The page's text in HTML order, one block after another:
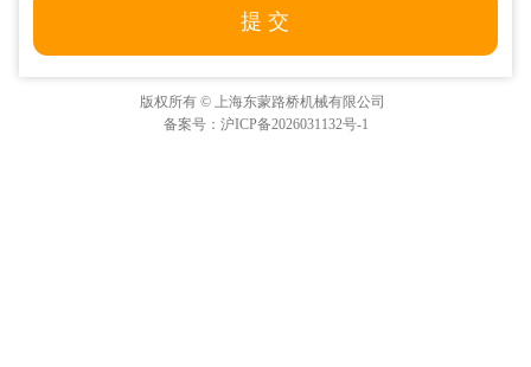
版权所有 © 上海东蒙路桥机械有限公司
备案号：沪ICP备2026031132号-1